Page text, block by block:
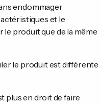
endommager
et le
produit que de la même
le produit est différente
plus en droit de faire